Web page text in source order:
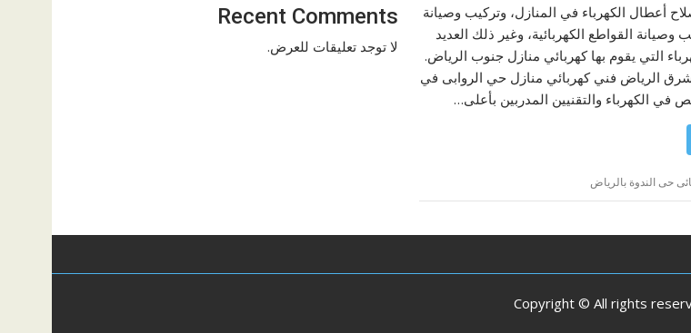
أعطال الكهرباء في المنازل، وتركيب وصيانة
وصيانة القواطع الكهربائية، وغير ذلك العديد
التي يقوم بها كهربائي منازل جنوب الرياض.
الرياض فني كهربائي منازل حي الروابى في
في الكهرباء والتقنيين المدربين بأعلى…
حى الندوة بالرياض
Recent Comments
لا توجد تعليقات للعرض.
Copyright © All rights